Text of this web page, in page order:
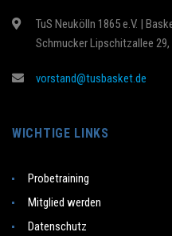
TuS Neukölln 1865 e.V. |
Schmucker Lipschitzallee 29,
vorstand@tusbasket.de
WICHTIGE LINKS
Probetraining
Mitglied werden
Datenschutz